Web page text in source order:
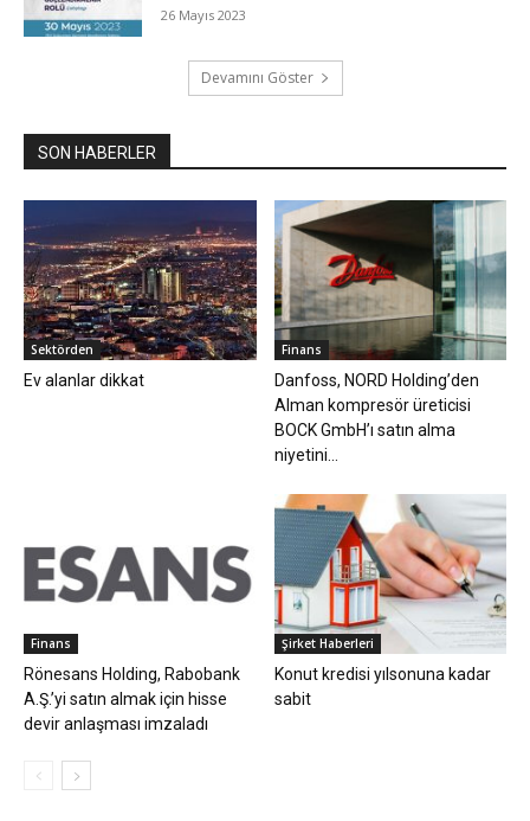
26 Mayıs 2023
Devamını Göster
SON HABERLER
Sektörden
Ev alanlar dikkat
Finans
Danfoss, NORD Holding’den
Alman kompresör üreticisi
BOCK GmbH’ı satın alma
niyetini...
Finans
Rönesans Holding, Rabobank
A.Ş.’yi satın almak için hisse
devir anlaşması imzaladı
Şirket Haberleri
Konut kredisi yılsonuna kadar
sabit